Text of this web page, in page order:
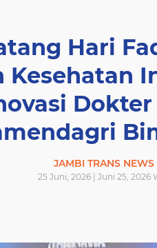
Hari
Kesehatan
JAMBI TRANS NEWS
25 Juni, 2026 | Juni 25, 2026